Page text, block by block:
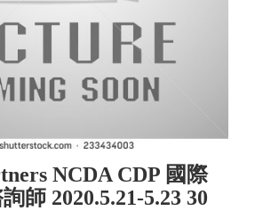
NCDA CDP 國際
師 2020.5.21-5.23 30